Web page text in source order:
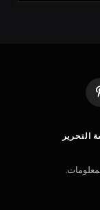
التحرير
.